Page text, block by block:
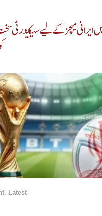
ایرانی میچز کے لیے سیکیورٹی
, Latest